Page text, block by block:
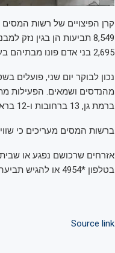
2,695 בני אדם פונו מבתיהם בעקבות נזק ישיר או סכנה מידית.
ברמת גן, 13 ברחובות ו-12 בראשון לציון.
ברשות המסים מעריכים כי
אזרחים שרכושם נפגע או
בטלפון *4954 או להגיש תביעה מקוונת באתר רשות המסים.
Source link